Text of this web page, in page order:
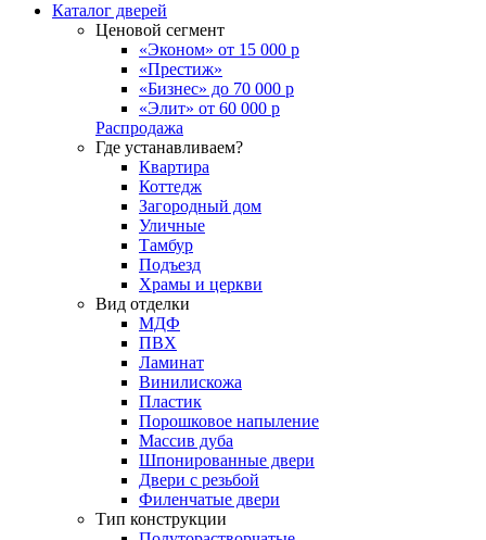
Каталог дверей
Ценовой сегмент
«Эконом» от 15 000 р
«Престиж»
«Бизнес» до 70 000 р
«Элит» от 60 000 р
Распродажа
Где устанавливаем?
Квартира
Коттедж
Загородный дом
Уличные
Тамбур
Подъезд
Храмы и церкви
Вид отделки
МДФ
ПВХ
Ламинат
Винилискожа
Пластик
Порошковое напыление
Массив дуба
Шпонированные двери
Двери с резьбой
Филенчатые двери
Тип конструкции